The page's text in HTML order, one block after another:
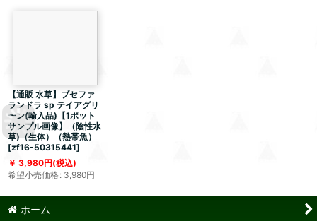
【通販 水草】ブセファ
ランドラ sp テイアグリ
ーン(輸入品)【1ポット
サンプル画像】（陰性水
草)（生体）（熱帯魚）
[zf16-50315441]
3,980円(税込)
希望小売価格: 3,980円
ホーム